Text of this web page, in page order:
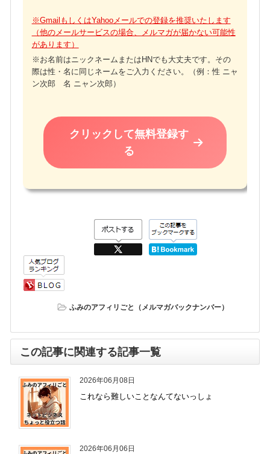
※GmailもしくはYahooメールでの登録を推奨いたします
（他のメールサービスの場合、メルマガが届かない可能性
があります）
※お名前はニックネームまたはHNでも大丈夫です。その
際は性・名に同じネームをご入力ください。（例：性 ニャ
ン次郎 名 ニャン次郎）
クリックして無料登録す
る
ふみのアフィリごと（メルマガバックナンバー）
この記事に関連する記事一覧
2026年06月08日
これなら難しいことなんてないっしょ
2026年06月06日